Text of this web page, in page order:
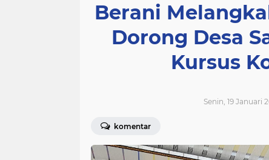
‎Berani
Dorong Desa
Kursus
Senin, 19 Januari
komentar